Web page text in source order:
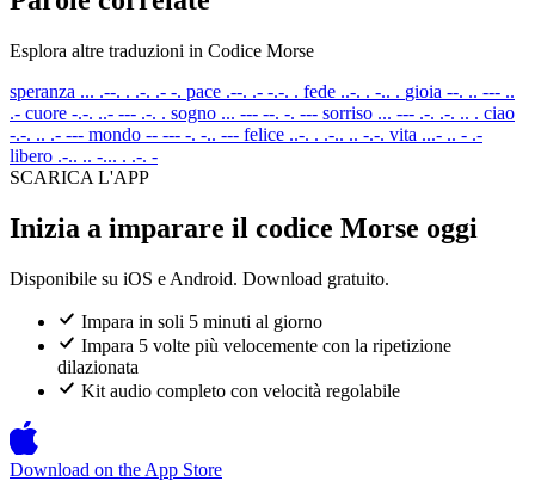
Esplora altre traduzioni in Codice Morse
speranza ... .--. . .-. .- -. pace .--. .- -.-. . fede ..-. . -.. . gioia --. .. --- ..
.- cuore -.-. ..- --- .-. . sogno ... --- --. -. --- sorriso ... --- .-. .-. .. . ciao
-.-. .. .- --- mondo -- --- -. -.. --- felice ..-. . .-.. .. -.-. vita ...- .. - .-
libero .-.. .. -... . .-. -
SCARICA L'APP
Inizia a imparare il codice Morse oggi
Disponibile su iOS e Android. Download gratuito.
Impara in soli 5 minuti al giorno
Impara 5 volte più velocemente con la ripetizione
dilazionata
Kit audio completo con velocità regolabile
Download on the App Store